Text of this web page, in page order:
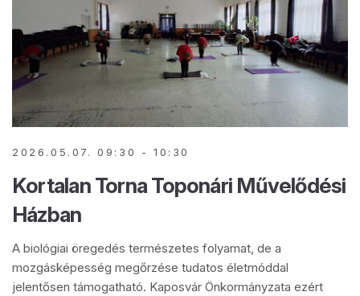
2026.05.07. 09:30 - 10:30
Kortalan Torna Toponári Művelődési
Házban
A biológiai öregedés természetes folyamat, de a
mozgásképesség megőrzése tudatos életmóddal
jelentősen támogatható. Kaposvár Önkormányzata ezért